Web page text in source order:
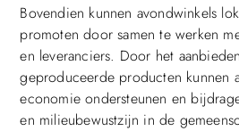
Bovendien kunnen avondwinkels
promoten door samen te werken
en leveranciers. Door het
geproduceerde producten kunnen
economie ondersteunen en
en milieubewustzijn in de